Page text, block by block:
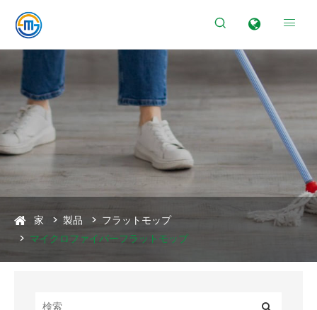
 
家 製品
フラットモップ
マイクロファイバーフラットモップ